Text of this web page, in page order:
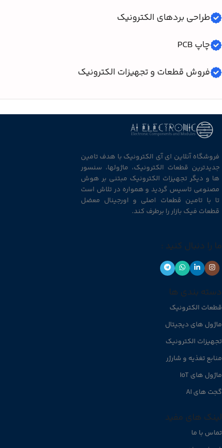
طراحی بردهای الکترونیک
چاپ PCB
فروش قطعات و تجهیزات الکترونیک
فروشگاه آنلاین ای آی الکترونیک با هدف تامین
جدیدترین قطعات الکترونیک، ماژولها، سنسور
ها و دیگر تجهیزات الکترونیک مبتنی بر هوش
مصنوعی تاسیس گردید و همواره در تلاش است
تا با تامین قطعات اصلی و اورجینال معضل
قطعات فیک بازار را برطرف کند.
ما را دنبال کنید :
دسته بندی ها
قطعات الکترونیک
ماژول های دیجیتال
تجهیزات الکترونیک
منابع تغذیه و شارژر
ماژول های IoT
گجت های AI
لینک های مفید
تماس با ما